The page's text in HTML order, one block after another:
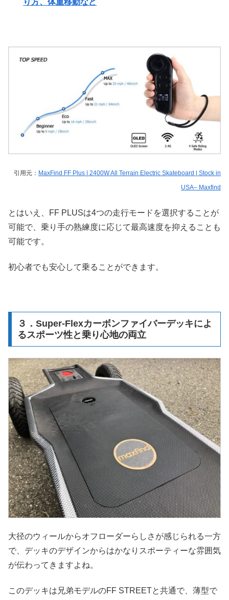
り方、体重移動など
引用元： MaxFind FF Plus | 2400W All Terrain Electric Skateboard | Stock in
USA– Maxfind
とはいえ、FF PLUSは4つの走行モードを選択することが
可能で、乗り手の熟練度に応じて最高速度を抑えることも
可能です。
初心者でも安心して乗ることができます。
３．Super-Flexカーボンファイバーデッキによ
るスポーツ性と乗り心地の両立
大径のウィールからオフローダーらしさが感じられる一方
で、デッキのデザインからはかなりスポーティーな雰囲気
が伝わってきますよね。
このデッキは兄弟モデルのFF STREETと共通で、薄型で